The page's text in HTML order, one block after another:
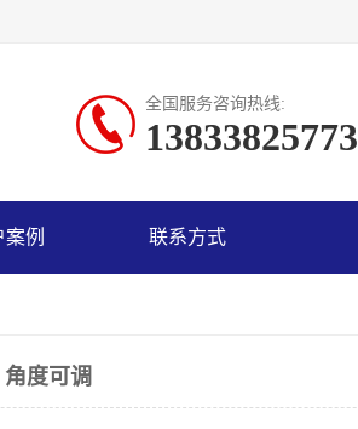
全国服务咨询热线:
13833825773
例 联系方式
度可调